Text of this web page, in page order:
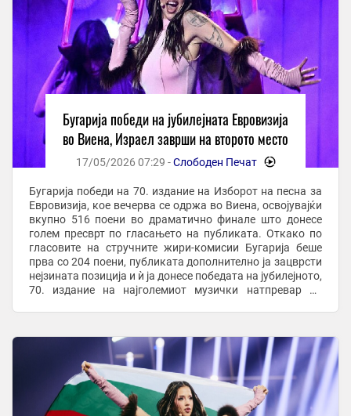
Бугарија победи на јубилејната Евровизија
во Виена, Израел заврши на второто место
17/05/2026 07:29 -Слободен Печат -
Бугарија победи на 70. издание на Изборот на песна за
Евровизија, кое вечерва се одржа во Виена, освојувајќи
вкупно 516 поени во драматично финале што донесе
голем пресврт по гласањето на публиката. Откако по
гласовите на стручните жири-комисии Бугарија беше
прва со 204 поени, публиката дополнително ја зацврсти
нејзината позиција и ѝ ја донесе победата на јубилејното,
70. издание на најголемиот музички натпревар во